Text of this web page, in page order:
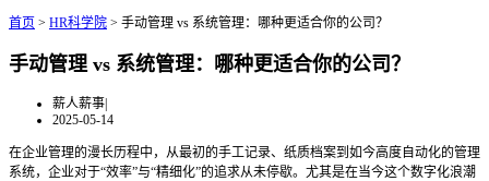
首页 > HR科学院 > 手动管理 vs 系统管理：哪种更适合你的公司？
手动管理 vs 系统管理：哪种更适合你的公司？
薪人薪事|
2025-05-14
在企业管理的漫长历程中，从最初的手工记录、纸质档案到如今高度自动化的管理
系统，企业对于“效率”与“精细化”的追求从未停歇。尤其是在当今这个数字化浪潮